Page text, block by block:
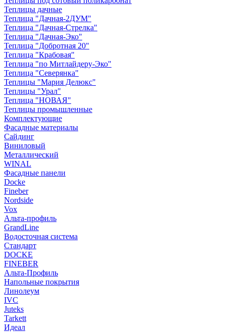
Теплицы дачные
Теплица "Дачная-2ДУМ"
Теплица "Дачная-Стрелка"
Теплица "Дачная-Эко"
Теплица "Добротная 20"
Теплица "Крабовая"
Теплица "по Митлайдеру-Эко"
Теплица "Северянка"
Теплицы "Мария Делюкс"
Теплицы "Урал"
Теплица "НОВАЯ"
Теплицы промышленные
Комплектующие
Фасадные материалы
Сайдинг
Виниловый
Металлический
WINAL
Фасадные панели
Docke
Fineber
Nordside
Vox
Альта-профиль
GrandLine
Водосточная система
Стандарт
DOCKE
FINEBER
Альта-Профиль
Напольные покрытия
Линолеум
IVC
Juteks
Tarkett
Идеал